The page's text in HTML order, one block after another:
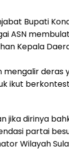
Bupati
ASN
Kepala
mengalir
ikut
jika dirinya
partai
Wilayah